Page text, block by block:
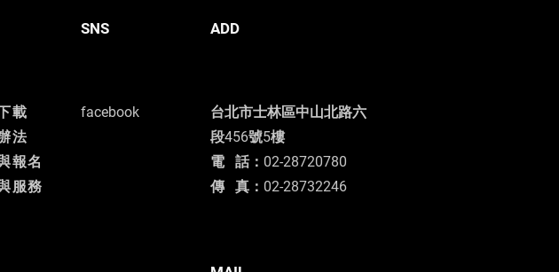
SNS ADD
載
法
報名
服務
facebook
台北市士林區中山北路六
段456號5樓
電 話：02-28720780
​傳 真：02-28732246